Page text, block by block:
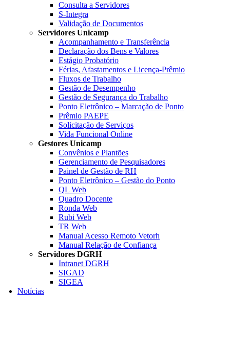
Consulta a Servidores
S-Integra
Validação de Documentos
Servidores Unicamp
Acompanhamento e Transferência
Declaração dos Bens e Valores
Estágio Probatório
Férias, Afastamentos e Licença-Prêmio
Fluxos de Trabalho
Gestão de Desempenho
Gestão de Segurança do Trabalho
Ponto Eletrônico – Marcação de Ponto
Prêmio PAEPE
Solicitação de Serviços
Vida Funcional Online
Gestores Unicamp
Convênios e Plantões
Gerenciamento de Pesquisadores
Painel de Gestão de RH
Ponto Eletrônico – Gestão do Ponto
QL Web
Quadro Docente
Ronda Web
Rubi Web
TR Web
Manual Acesso Remoto Vetorh
Manual Relação de Confiança
Servidores DGRH
Intranet DGRH
SIGAD
SIGEA
Notícias